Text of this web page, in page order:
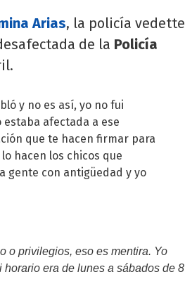
Arias, la policía vedette
de la Policía
y no es así, yo no fui
afectada a ese
que te hacen firmar para
hacen los chicos que
gente con antigüedad y yo
o privilegios, eso es mentira. Yo
era de lunes a sábados de 8